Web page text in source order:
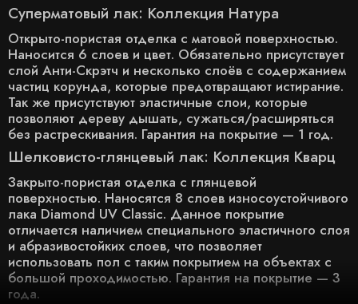
Суперматовый лак: Коллекция Натура
Открыто-пористая отделка с матовой поверхностью.
Наносится 6 слоев и цвет. Обязательно присутствует
слой Анти-Скрэтч и несколько слоёв с содержанием
частиц корунда, которые предотвращают истирание.
Так же присутствуют эластичные слои, которые
позволяют дереву дышать, сужаться/расширяться
без растрескивания. Гарантия на покрытие — 1 год.
Шелковисто-глянцевый лак: Коллекция Кварц
Закрыто-пористая отделка с глянцевой
поверхностью. Наносятся 8 слоев износоустойчивого
лака Diamond UV Classic. Данное покрытие
отличается наличием специального эластичного слоя
и абразивостойких слоев, что позволяет
использовать пол с таким покрытием на объектах с
большой проходимостью. Гарантия на покрытие — 3
года.